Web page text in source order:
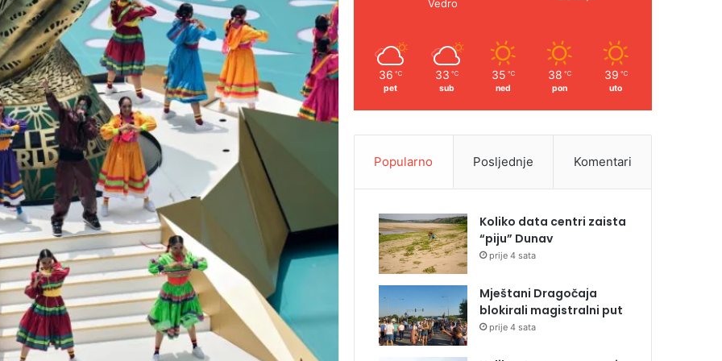
Vedro
36 ℃
pet
33 ℃
sub
35 ℃
ned
38 ℃
pon
39 ℃
uto
Popularno Posljednje Komentari
Koliko data centri zaista
“piju” Dunav
prije 4 sata
Mještani Dragočaja
blokirali magistralni put
prije 4 sata